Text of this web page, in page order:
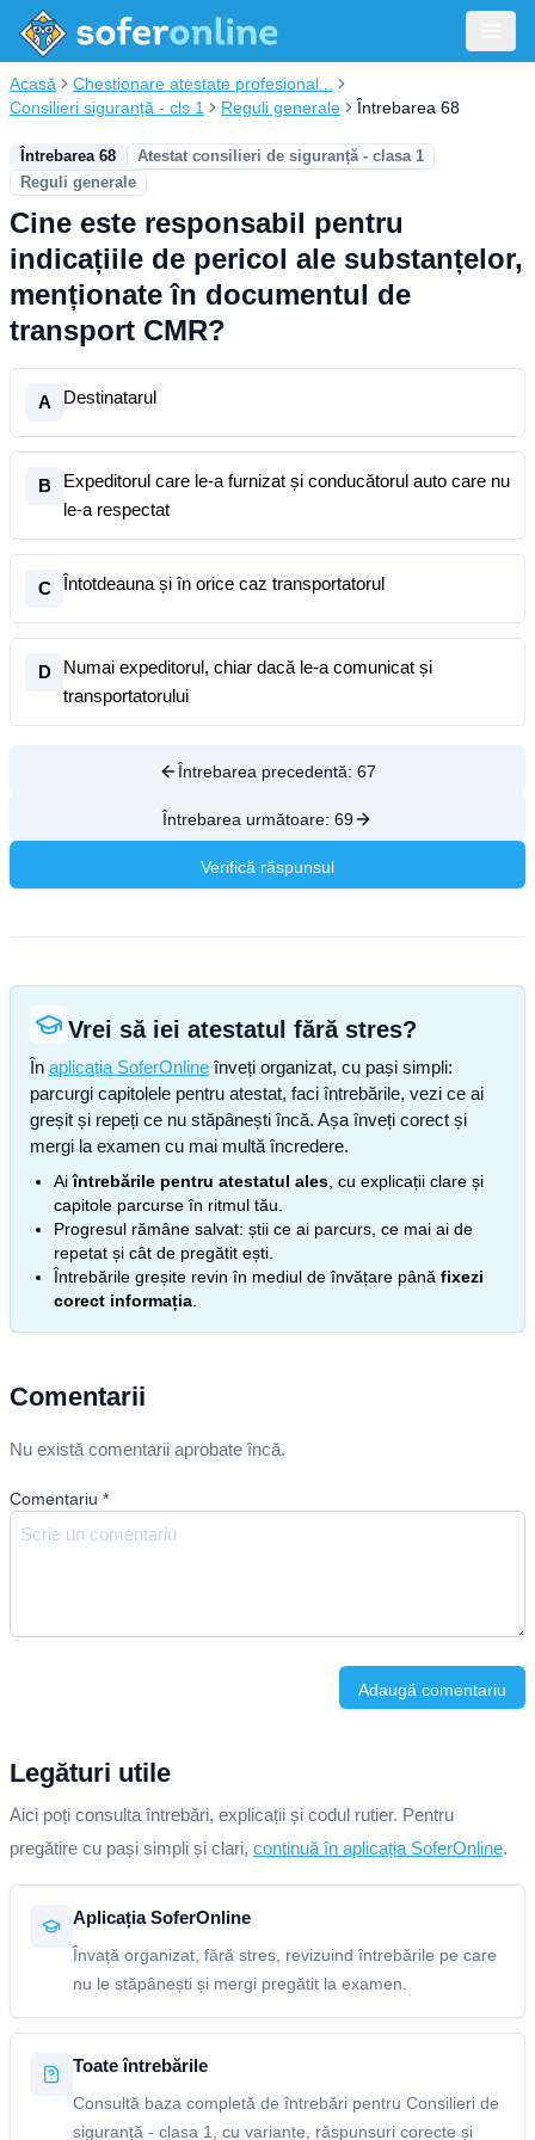
Acasă
Chestionare atestate profesional...
Consilieri siguranță - cls 1
Reguli generale Întrebarea 68
Întrebarea 68
Atestat consilieri de siguranță - clasa 1
Reguli generale
Cine este responsabil pentru
indicațiile de pericol ale substanțelor,
menționate în documentul de
transport CMR?
A Destinatarul
B
Expeditorul care le-a furnizat și conducătorul auto care nu
le-a respectat
C Întotdeauna și în orice caz transportatorul
D
Numai expeditorul, chiar dacă le-a comunicat și
transportatorului
Întrebarea precedentă: 67
Întrebarea următoare: 69
Verifică răspunsul
Vrei să iei atestatul fără stres?
În aplicația SoferOnline înveți organizat, cu pași simpli:
parcurgi capitolele pentru atestat, faci întrebările, vezi ce ai
greșit și repeți ce nu stăpânești încă. Așa înveți corect și
mergi la examen cu mai multă încredere.
Aiîntrebările pentru atestatul ales , cu explicații clare și
capitole parcurse în ritmul tău.
Progresul rămâne salvat: știi ce ai parcurs, ce mai ai de
repetat și cât de pregătit ești.
Întrebările greșite revin în mediul de învățare până fixezi
corect informația
Comentarii
Nu există comentarii aprobate încă.
Comentariu *
Adaugă comentariu
Legături utile
Aici poți consulta întrebări, explicații și codul rutier. Pentru
pregătire cu pași simpli și clari, continuă în aplicația SoferOnline.
Aplicația SoferOnline
Învață organizat, fără stres, revizuind întrebările pe care
nu le stăpânești și mergi pregătit la examen.
Toate întrebările
Consultă baza completă de întrebări pentru Consilieri de
siguranță - clasa 1, cu variante, răspunsuri corecte și